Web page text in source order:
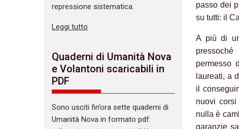
passo dei
su tutti: il
A più di
permesso
laureati, a
il
nuovi corsi
nulla è
garanzie
repressione sistematica.
Leggi tutto
Quaderni di Umanità Nova
e Volantoni scaricabili in
PDF
Sono usciti fin’ora sette quaderni di
Umanità Nova in formato pdf: